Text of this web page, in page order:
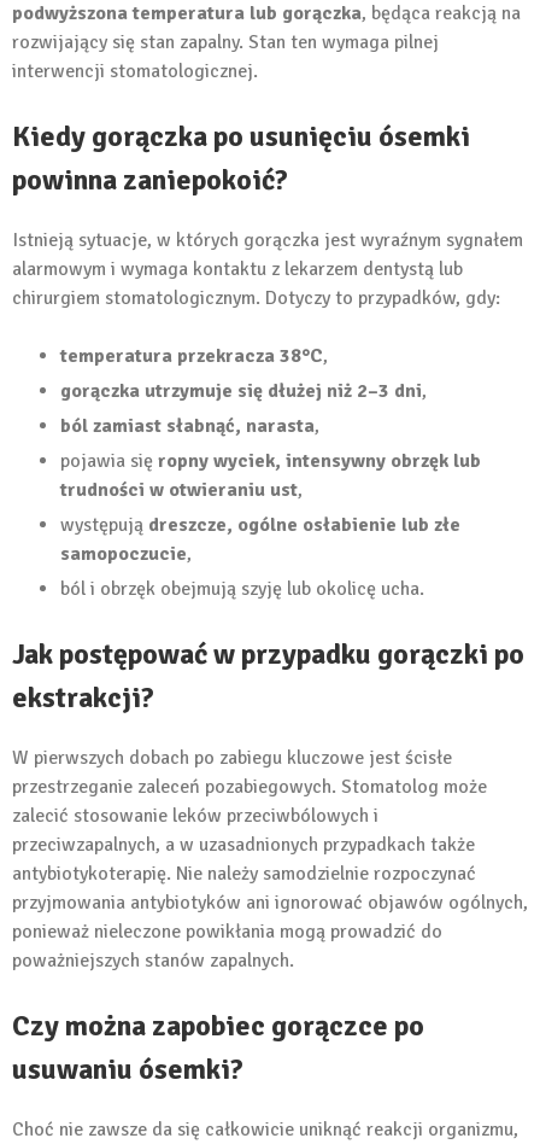
podwyższona temperatura lub gorączka, będąca reakcją na
rozwijający się stan zapalny. Stan ten wymaga pilnej
interwencji stomatologicznej.
Kiedy gorączka po usunięciu ósemki
powinna zaniepokoić?
Istnieją sytuacje, w których gorączka jest wyraźnym sygnałem
alarmowym i wymaga kontaktu z lekarzem dentystą lub
chirurgiem stomatologicznym. Dotyczy to przypadków, gdy:
temperatura przekracza 38°C,
gorączka utrzymuje się dłużej niż 2–3 dni,
ból zamiast słabnąć, narasta,
pojawia się ropny wyciek, intensywny obrzęk lub
trudności w otwieraniu ust,
występują dreszcze, ogólne osłabienie lub złe
samopoczucie,
ból i obrzęk obejmują szyję lub okolicę ucha.
Jak postępować w przypadku gorączki po
ekstrakcji?
W pierwszych dobach po zabiegu kluczowe jest ścisłe
przestrzeganie zaleceń pozabiegowych. Stomatolog może
zalecić stosowanie leków przeciwbólowych i
przeciwzapalnych, a w uzasadnionych przypadkach także
antybiotykoterapię. Nie należy samodzielnie rozpoczynać
przyjmowania antybiotyków ani ignorować objawów ogólnych,
ponieważ nieleczone powikłania mogą prowadzić do
poważniejszych stanów zapalnych.
Czy można zapobiec gorączce po
usuwaniu ósemki?
Choć nie zawsze da się całkowicie uniknąć reakcji organizmu,